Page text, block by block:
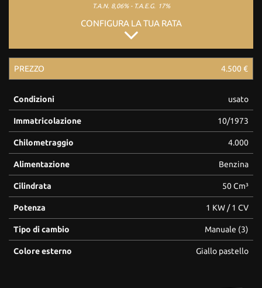
T.A.N. 8,06% - T.A.E.G. 17%
CONFIGURA LA TUA RATA
PREZZO 4.500 €
Condizioni usato
Immatricolazione 10/1973
Chilometraggio 4.000
Alimentazione Benzina
Cilindrata 50 Cm³
Potenza 1 KW / 1 CV
Tipo di cambio Manuale (3)
Colore esterno Giallo pastello